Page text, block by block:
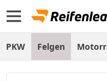
PKW Felgen